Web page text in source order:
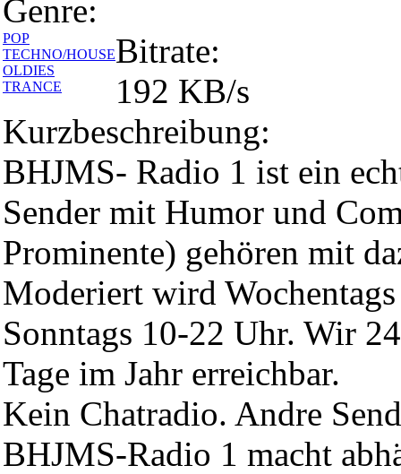
Genre:
POP
TECHNO/HOUSE
OLDIES
TRANCE
Bitrate:
192 KB/s
Kurzbeschreibung:
BHJMS- Radio 1 ist ein
Sender mit Humor und
Prominente) gehören mit
Moderiert wird
Sonntags 10-22 Uhr. Wir
Tage im Jahr erreichbar.
Kein Chatradio. Andre
BHJMS-Radio 1 macht